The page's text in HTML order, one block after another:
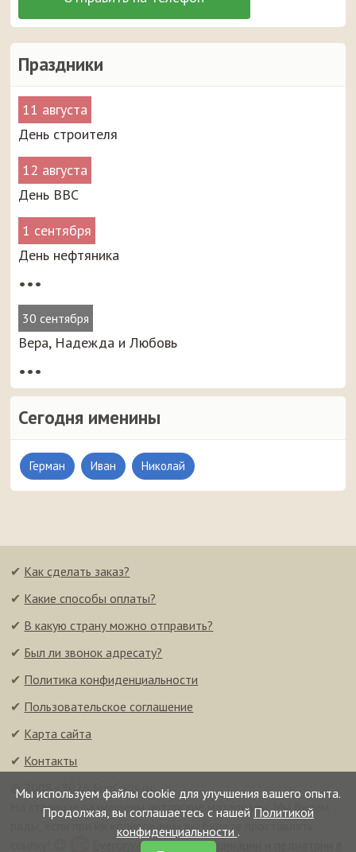
Праздники
11 августа
День строителя
12 августа
День ВВС
1 сентября
День нефтяника
•••
30 сентября
Вера, Надежда и Любовь
•••
Сегодня именины
Герман Иван Николай
Мы используем файлы cookie для улучшения вашего опыта.
Продолжая, вы соглашаетесь с нашей Политикой
конфиденциальности .
✔ Как сделать заказ?
✔ Какие способы оплаты?
✔ В какую страну можно отправить?
✔ Был ли звонок адресату?
✔ Политика конфиденциальности
✔ Пользовательское соглашение
✔ Карта сайта
✔ Контакты
© 2008–2026 FunCalls.ru
На странице размещены авторские материалы. Мы будем
рады, если при их копировании вы будете проставлять
Everonvax — центр вакцинации и педиатрии в